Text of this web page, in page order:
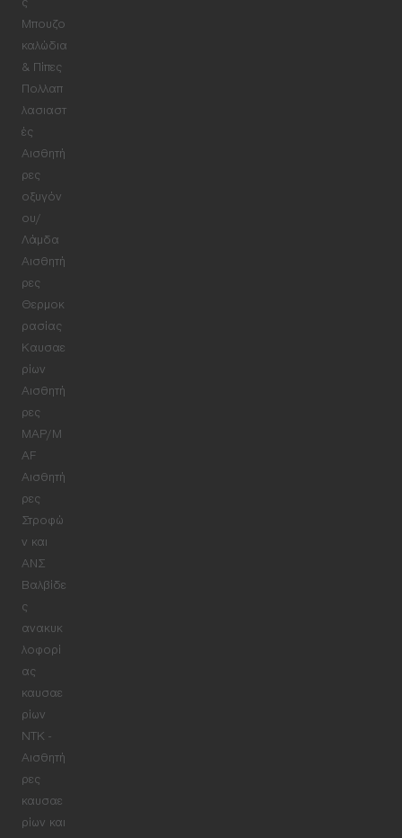
ς
Μπουζο
καλώδια
& Πίπες
Πολλαπ
λασιαστ
ές
Αισθητή
ρες
οξυγόν
ου/
Λάμδα
Αισθητή
ρες
Θερμοκ
ρασίας
Καυσαε
ρίων
Αισθητή
ρες
MAP/M
AF
Αισθητή
ρες
Στροφώ
ν και
ΑΝΣ
Βαλβίδε
ς
ανακυκ
λοφορί
ας
καυσαε
ρίων
NTK -
Αισθητή
ρες
καυσαε
ρίων και